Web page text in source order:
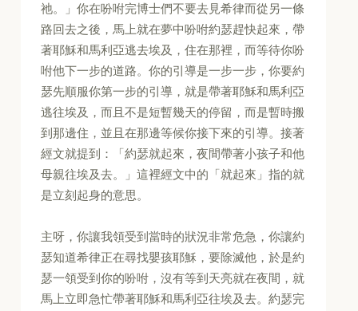
祂。」你在吩咐完博士們不要去見希律而從另一條
路回去之後，馬上就在夢中吩咐約瑟趕快起來，帶
著耶穌和馬利亞逃去埃及，住在那裡，而等待你吩
咐他下一步的道路。你的引導是一步一步，你要約
瑟先順服你第一步的引導，就是帶著耶穌和馬利亞
逃往埃及，而且不是短暫幾天的停留，而是暫時搬
到那邊住，並且在那邊等候你接下來的引導。接著
經文就提到：「約瑟就起來，夜間帶著小孩子和他
母親往埃及去。」這裡經文中的「就起來」指的就
是立刻起身的意思。
主呀，你讓我領受到當時的狀況非常危急，你讓約
瑟知道希律正在尋找嬰孩耶穌，要除滅他，於是約
瑟一領受到你的吩咐，沒有等到天亮就在夜間，就
馬上立即急忙帶著耶穌和馬利亞往埃及去。約瑟完